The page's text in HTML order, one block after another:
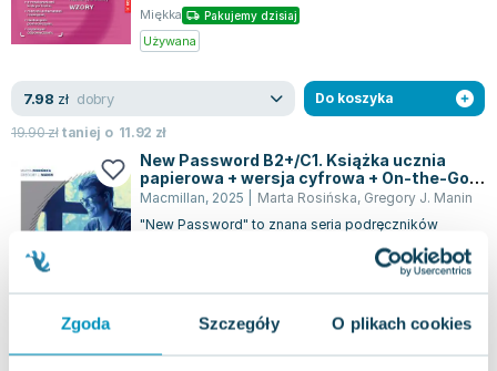
Zgoda Szczegóły O plikach cookies
Miękka Pakujemy dzisiaj
Używana
7.98 zł dobry
19.90złtaniej o 11.92 zł
Do koszyka
New Password B2+/C1. Książka ucznia
papierowa + wersja cyfrowa + On-the-Go
Practice w aplikacji MEE
Macmillan, 2025 Marta Rosińska, Gregory J. Manin
"New Password" to znana seria podręczników
stworzona przez Martę Rosińską oraz Lyndę E...
Używana